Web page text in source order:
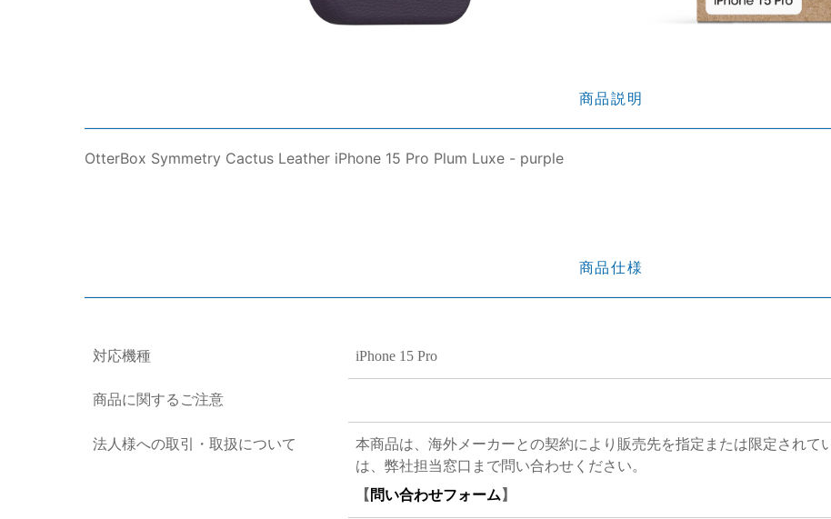
商品説明
OtterBox Symmetry Cactus Leather iPhone 15 Pro Plum Luxe - purple
商品仕様
対応機種 iPhone 15 Pro
商品に関するご注意
法人様への取引・取扱について
本商品は、海外メーカーとの契約により販売先を指定または限定されて
は、弊社担当窓口まで問い合わせください。
【 問い合わせフォーム 】